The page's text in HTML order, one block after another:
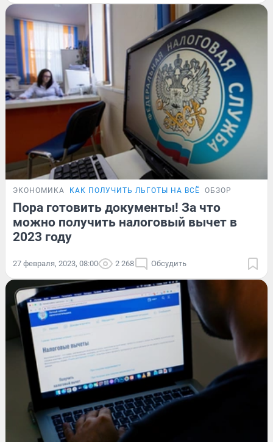
ЭКОНОМИКА КАК ПОЛУЧИТЬ ЛЬГОТЫ НА ВСЁ ОБЗОР
Пора готовить документы! За что
можно получить налоговый вычет в
2023 году
27 февраля, 2023, 08:00 2 268 Обсудить